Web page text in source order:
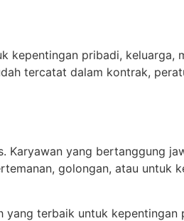
kepentingan pribadi, keluarga,
tercatat dalam kontrak,
Karyawan yang bertanggung
golongan, atau untuk
terbaik untuk kepentingan